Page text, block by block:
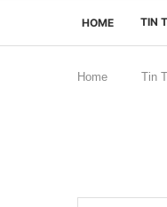
HOME TIN
Home Tin